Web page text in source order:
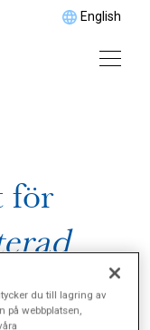
English
för
du till lagring av
på webbplatsen,